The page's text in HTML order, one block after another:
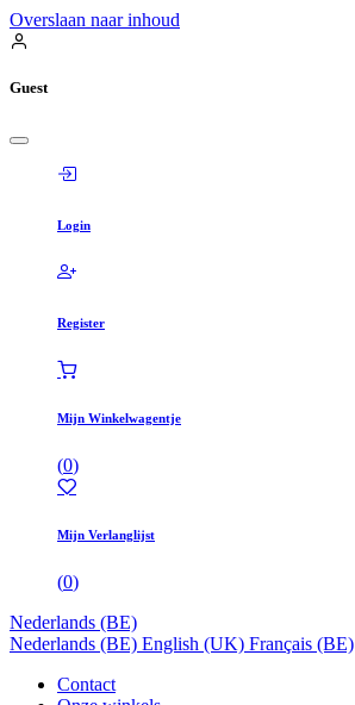
Overslaan naar inhoud
Guest
Login
Register
Mijn Winkelwagentje
(0)
Mijn Verlanglijst
(0)
Nederlands (BE)
Nederlands (BE) English (UK) Français (BE)
Contact